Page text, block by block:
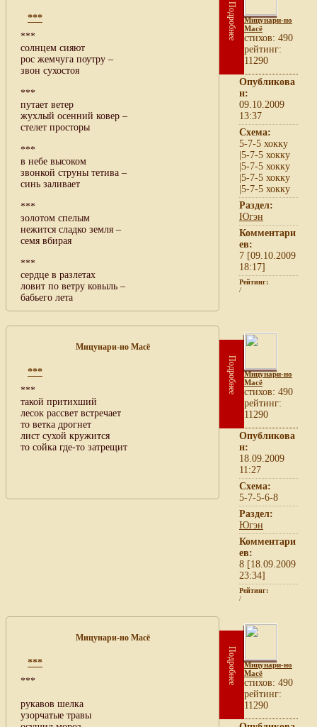
***
***
солнцем сияют
рос жемчуга поутру –
звон сухостоя
***
путает ветер
жухлый осенний ковер –
стелет просторы
***
в небе высоком
звонкой струны тетива –
синь заливает
***
золотом спелым
нежится сладко земля –
семя вбирая
***
сердце в разлетах
ловит по ветру ковыль –
бабьего лета
Подробнее
Мицунари-но
Масё
cтихов: 490
рейтинг:
11290
Опубликова
н:
09.10.2009
13:37
Схема:
5-7-5 хокку
|5-7-5 хокку
|5-7-5 хокку
|5-7-5 хокку
|5-7-5 хокку
Раздел:
Югэн
Комментари
ев:
7 [09.10.2009
18:17]
Рейтинг:
/
Мицунари-но Масё
***
***
такой притихший
лесок рассвет встречает
то ветка дрогнет
лист сухой кружится
то сойка где-то затрещит
Подробнее
Мицунари-но
Масё
cтихов: 490
рейтинг:
11290
Опубликова
н:
18.09.2009
11:27
Схема:
5-7-5-6-8
Раздел:
Югэн
Комментари
ев:
8 [18.09.2009
23:34]
Рейтинг:
/
Мицунари-но Масё
***
***
рукавов шелка
узорчатые травы
Подробнее
Мицунари-но
Масё
cтихов: 490
рейтинг:
11290